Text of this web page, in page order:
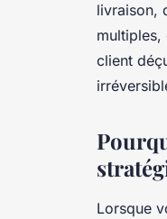
livraison,
multiples,
client
Lorsque